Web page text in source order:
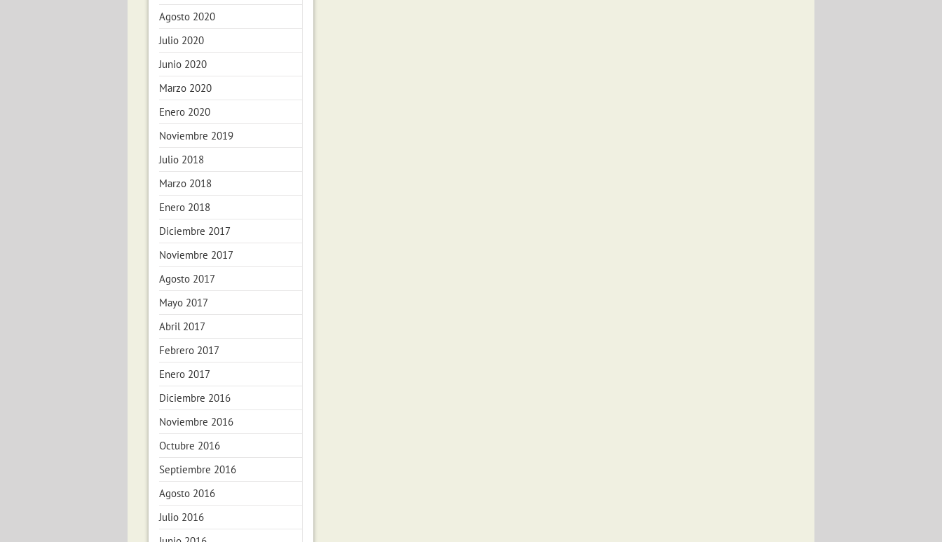
Agosto 2020
Julio 2020
Junio 2020
Marzo 2020
Enero 2020
Noviembre 2019
Julio 2018
Marzo 2018
Enero 2018
Diciembre 2017
Noviembre 2017
Agosto 2017
Mayo 2017
Abril 2017
Febrero 2017
Enero 2017
Diciembre 2016
Noviembre 2016
Octubre 2016
Septiembre 2016
Agosto 2016
Julio 2016